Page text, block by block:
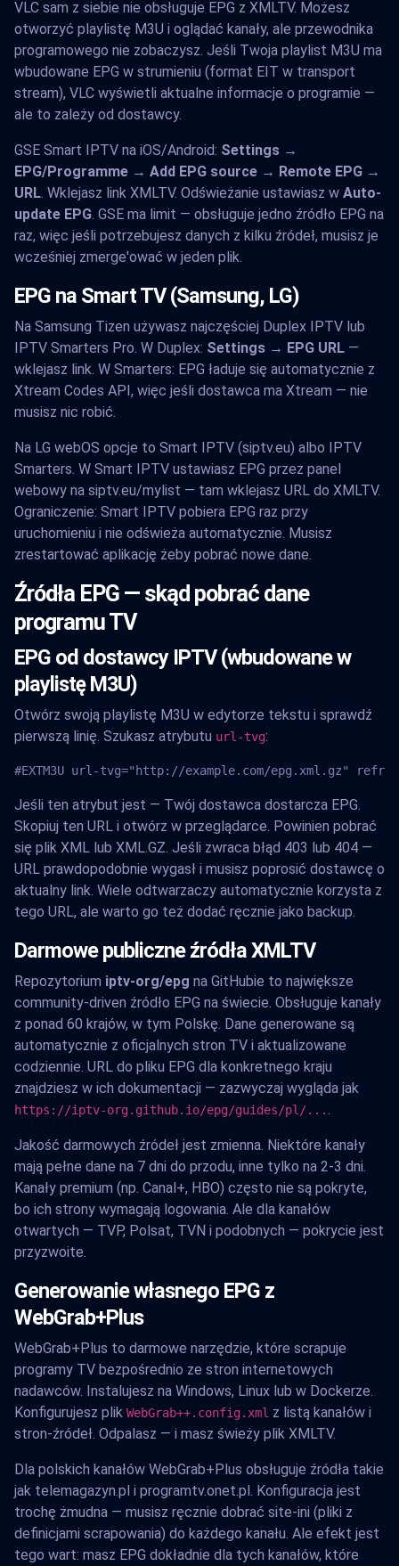
VLC sam z siebie nie obsługuje EPG z XMLTV. Możesz
otworzyć playlistę M3U i oglądać kanały, ale przewodnika
programowego nie zobaczysz. Jeśli Twoja playlist M3U ma
wbudowane EPG w strumieniu (format EIT w transport
stream), VLC wyświetli aktualne informacje o programie —
ale to zależy od dostawcy.
GSE Smart IPTV na iOS/Android: Settings →
EPG/Programme → Add EPG source → Remote EPG →
URL . Wklejasz link XMLTV. Odświeżanie ustawiasz w Auto-
update EPG . GSE ma limit — obsługuje jedno źródło EPG na
raz, więc jeśli potrzebujesz danych z kilku źródeł, musisz je
wcześniej zmerge'ować w jeden plik.
EPG na Smart TV (Samsung, LG)
Na Samsung Tizen używasz najczęściej Duplex IPTV lub
IPTV Smarters Pro. W Duplex: Settings → EPG URL —
wklejasz link. W Smarters: EPG ładuje się automatycznie z
Xtream Codes API, więc jeśli dostawca ma Xtream — nie
musisz nic robić.
Na LG webOS opcje to Smart IPTV (siptv.eu) albo IPTV
Smarters. W Smart IPTV ustawiasz EPG przez panel
webowy na siptv.eu/mylist — tam wklejasz URL do XMLTV.
Ograniczenie: Smart IPTV pobiera EPG raz przy
uruchomieniu i nie odświeża automatycznie. Musisz
zrestartować aplikację żeby pobrać nowe dane.
Źródła EPG — skąd pobrać dane
programu TV
EPG od dostawcy IPTV (wbudowane w
playlistę M3U)
Otwórz swoją playlistę M3U w edytorze tekstu i sprawdź
pierwszą linię. Szukasz atrybutu url-tvg:
#EXTM3U url-tvg="http://example.com/epg.xml.gz"
Jeśli ten atrybut jest — Twój dostawca dostarcza EPG.
Skopiuj ten URL i otwórz w przeglądarce. Powinien pobrać
się plik XML lub XML.GZ. Jeśli zwraca błąd 403 lub 404 —
URL prawdopodobnie wygasł i musisz poprosić dostawcę o
aktualny link. Wiele odtwarzaczy automatycznie korzysta z
tego URL, ale warto go też dodać ręcznie jako backup.
Darmowe publiczne źródła XMLTV
Repozytorium iptv-org/epg na GitHubie to największe
community-driven źródło EPG na świecie. Obsługuje kanały
z ponad 60 krajów, w tym Polskę. Dane generowane są
automatycznie z oficjalnych stron TV i aktualizowane
codziennie. URL do pliku EPG dla konkretnego kraju
znajdziesz w ich dokumentacji — zazwyczaj wygląda jak
https://iptv-org.github.io/epg/guides/pl/...
Jakość darmowych źródeł jest zmienna. Niektóre kanały
mają pełne dane na 7 dni do przodu, inne tylko na 2-3 dni.
Kanały premium (np. Canal+, HBO) często nie są pokryte,
bo ich strony wymagają logowania. Ale dla kanałów
otwartych — TVP, Polsat, TVN i podobnych — pokrycie jest
przyzwoite.
Generowanie własnego EPG z
WebGrab+Plus
WebGrab+Plus to darmowe narzędzie, które scrapuje
programy TV bezpośrednio ze stron internetowych
nadawców. Instalujesz na Windows, Linux lub w Dockerze.
Konfigurujesz plik WebGrab++.config.xml z listą kanałów i
stron-źródeł. Odpalasz — i masz świeży plik XMLTV.
Dla polskich kanałów WebGrab+Plus obsługuje źródła takie
jak telemagazyn.pl i programtv.onet.pl. Konfiguracja jest
trochę żmudna — musisz ręcznie dobrać site-ini (pliki z
definicjami scrapowania) do każdego kanału. Ale efekt jest
tego wart: masz EPG dokładnie dla tych kanałów, które